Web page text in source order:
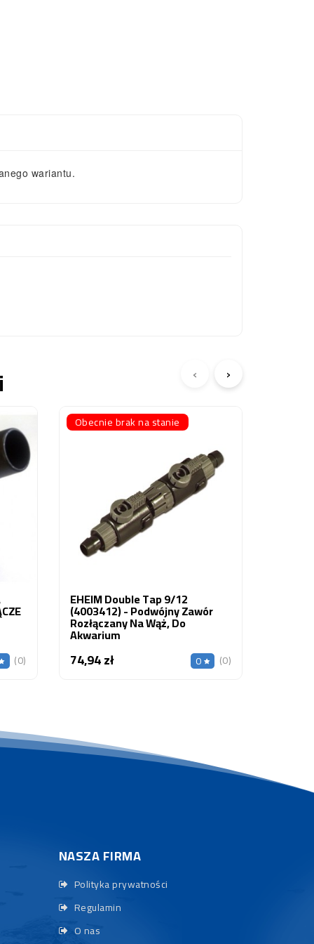
wariantu.
(0)
Obecnie brak na stanie
EHEIM Double Tap 9/12
(4003412) - Podwójny Zawór
Rozłączany Na Wąż, Do
Akwarium
74,94 złCena 0 (0)
‹ ›
NASZA FIRMA
Polityka prywatności
Regulamin
O nas